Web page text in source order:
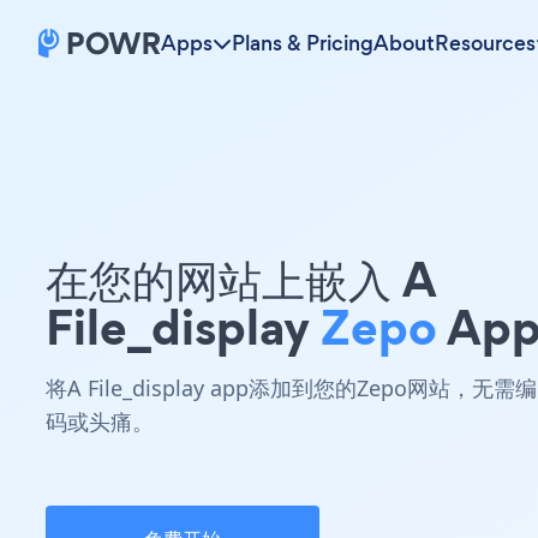
Apps Plans & PricingAboutResources
在您的网站上嵌入 A
File_displayZepo
将A File_display app添加到您的Zepo网站，无需编
码或头痛。